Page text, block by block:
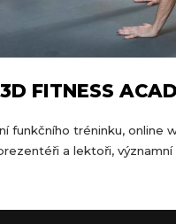
3D FITNESS
funkčního tréninku, online
a lektoři, významní